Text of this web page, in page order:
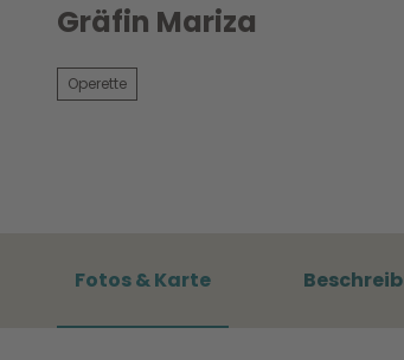
Gräfin Mariza
Operette
Fotos & Karte